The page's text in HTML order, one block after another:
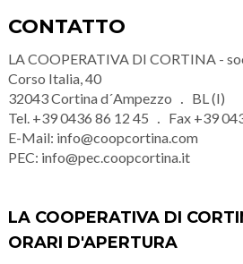
CONTATTO
LA COOPERATIVA DI CORTINA -
Corso Italia, 40
32043Cortina d´Ampezzo
BL (I)
Tel. +39 0436 86 12 45 Fax +39
E-Mail: info@coopcortina.com
PEC: info@pec.coopcortina.it
LA COOPERATIVA DI
ORARI D'APERTURA